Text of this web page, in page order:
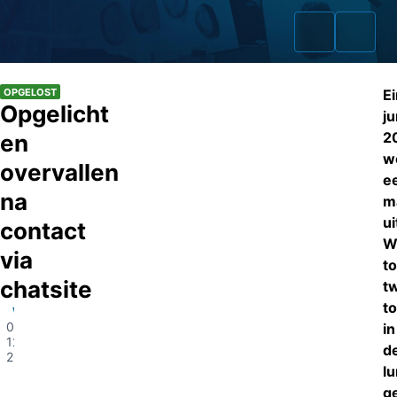
Home
Fraudeurs
Opsporingslijst
OPGELOST
Opgelicht
en
overvallen
na
contact
via
chatsite
Winschoten
08-
12-
2020
in